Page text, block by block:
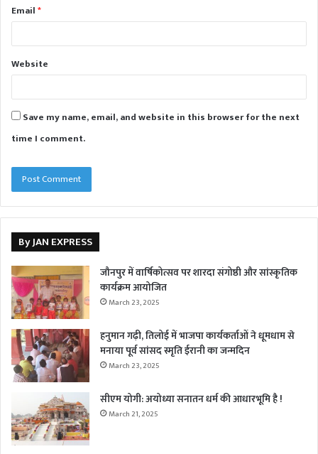
Email*
Website
Save my name, email, and website in this browser for the next
time I comment.
By JAN EXPRESS
जौनपुर में वार्षिकोत्सव पर शारदा संगोष्ठी और सांस्कृतिक
कार्यक्रम आयोजित
March 23, 2025
हनुमान गढ़ी, तिलोई में भाजपा कार्यकर्ताओं ने धूमधाम से
मनाया पूर्व सांसद स्मृति ईरानी का जन्मदिन
March 23, 2025
सीएम योगी: अयोध्या सनातन धर्म की आधारभूमि है !
March 21, 2025